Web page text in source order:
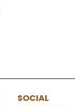
SOCIAL